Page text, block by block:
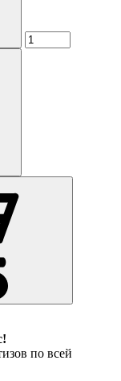
по всей